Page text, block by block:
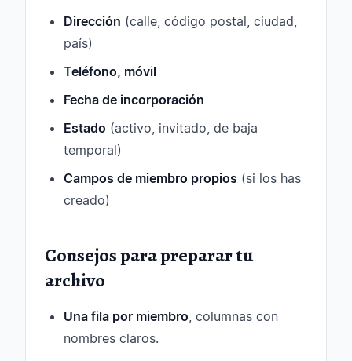
Dirección (calle, código postal, ciudad,
país)
Teléfono, móvil
Fecha de incorporación
Estado (activo, invitado, de baja
temporal)
Campos de miembro propios (si los has
creado)
Consejos para preparar tu
archivo
Una fila por miembro, columnas con
nombres claros.